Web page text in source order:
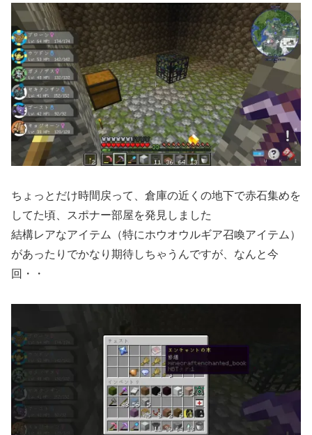
ちょっとだけ時間戻って、倉庫の近くの地下で赤石集めを
してた頃、スポナー部屋を発見しました
結構レアなアイテム（特にホウオウルギア召喚アイテム）
があったりでかなり期待しちゃうんですが、なんと今
回・・